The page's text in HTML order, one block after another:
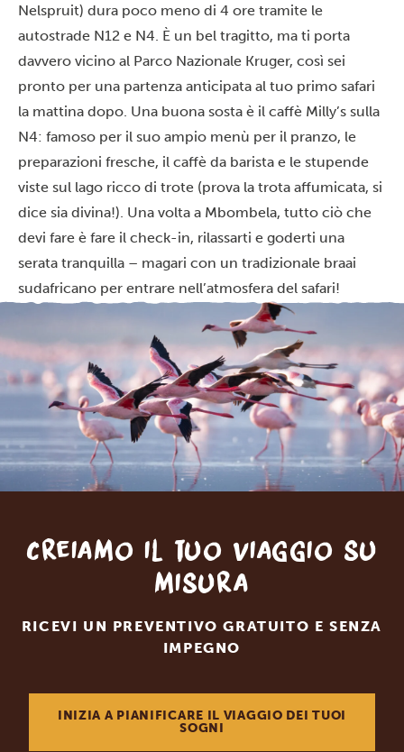
Nelspruit) dura poco meno di 4 ore tramite le
autostrade N12 e N4. È un bel tragitto, ma ti porta
davvero vicino al Parco Nazionale Kruger, così sei
pronto per una partenza anticipata al tuo primo safari
la mattina dopo. Una buona sosta è il caffè Milly’s sulla
N4: famoso per il suo ampio menù per il pranzo, le
preparazioni fresche, il caffè da barista e le stupende
viste sul lago ricco di trote (prova la trota affumicata, si
dice sia divina!). Una volta a Mbombela, tutto ciò che
devi fare è fare il check-in, rilassarti e goderti una
serata tranquilla – magari con un tradizionale braai
sudafricano per entrare nell’atmosfera del safari!
Creiamo il tuo viaggio su
misura
RICEVI UN PREVENTIVO GRATUITO E SENZA
IMPEGNO
INIZIA A PIANIFICARE IL VIAGGIO DEI TUOI
SOGNI